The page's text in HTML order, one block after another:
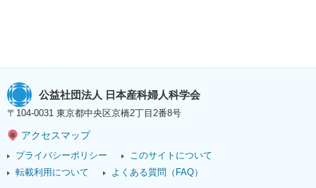
公益社団法人 日本産科婦人科学会
〒104-0031 東京都中央区京橋2丁目2番8号
アクセスマップ
プライバシーポリシー
このサイトについて
転載利用について
よくある質問（FAQ）